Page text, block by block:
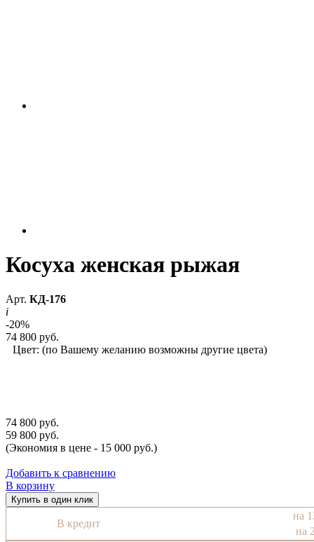
Косуха женская рыжая
Арт. КД-176
i
-20%
74 800 руб.
Цвет: (по Вашему желанию возможны другие цвета)
74 800 руб.
59 800 руб.
(Экономия в цене - 15 000 руб.)
Добавить к сравнению
В корзину
Купить в один клик
В кредит
на
на